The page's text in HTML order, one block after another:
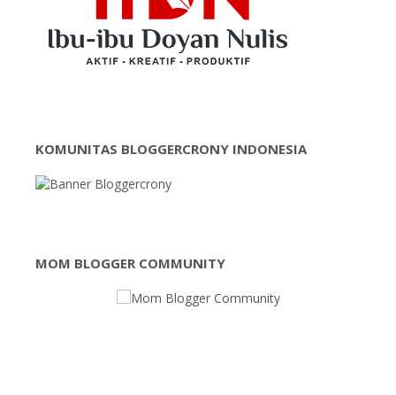
KOMUNITAS BLOGGERCRONY INDONESIA
MOM BLOGGER COMMUNITY